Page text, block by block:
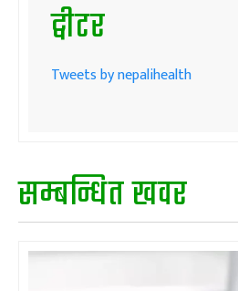
ट्वीटर
Tweets by nepalihealth
सम्बन्धित खवर